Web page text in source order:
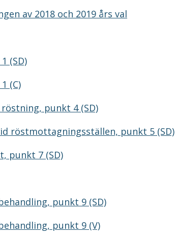
av 2018 och 2019 års val
(SD)
(C)
punkt 4 (SD)
röstmottagningsställen, punkt 5 (SD)
punkt 7 (SD)
punkt 9 (SD)
punkt 9 (V)